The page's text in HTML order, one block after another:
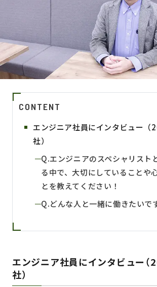
CONTENT
エンジニア社員にインタビュー（
社）
Q.エンジニアのスペシャリスト
る中で、大切にしていることや
とを教えてください！
Q.どんな人と一緒に働きたいで
エンジニア社員にインタビュー
社）